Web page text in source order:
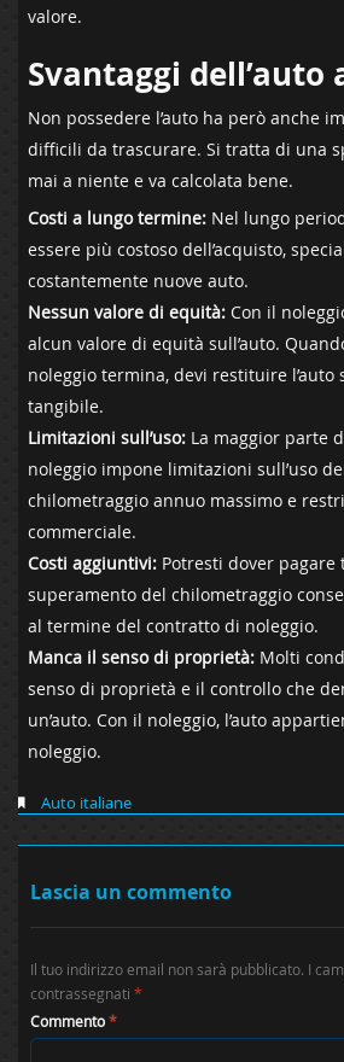
valore.
Svantaggi dell’auto
Non possedere l’auto ha però anche
difficili da trascurare. Si tratta di una
mai a niente e va calcolata bene.
Costi a lungo termine: Nel lungo
essere più costoso dell’acquisto,
costantemente nuove auto.
Nessun valore di equità: Con il
alcun valore di equità sull’auto.
noleggio termina, devi restituire l’auto
tangibile.
Limitazioni sull’uso: La maggior parte
noleggio impone limitazioni sull’uso
chilometraggio annuo massimo e
commerciale.
Costi aggiuntivi: Potresti dover pagare
superamento del chilometraggio
al termine del contratto di noleggio.
Manca il senso di proprietà: Molti
senso di proprietà e il controllo che
un’auto. Con il noleggio, l’auto
noleggio.
Auto italiane
Lascia un commento
Il tuo indirizzo email non sarà pubblicato. I
contrassegnati *
Commento*